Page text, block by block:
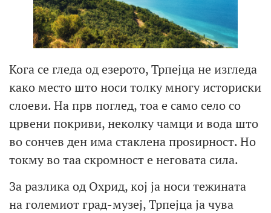
Кога се гледа од езерото, Трпејца не изгледа
како место што носи толку многу историски
слоеви. На прв поглед, тоа е само село со
црвени покриви, неколку чамци и вода што
во сончев ден има стаклена проѕирност. Но
токму во таа скромност е неговата сила.
За разлика од Охрид, кој ја носи тежината
на големиот град-музеј, Трпејца ја чува